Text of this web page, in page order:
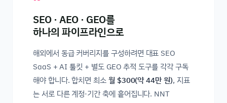
SEO · AEO · GEO를
하나의 파이프라인으로
해외에서 동급 커버리지를 구성하려면 대표 SEO
SaaS + AI 툴킷 + 별도 GEO 추적 도구를 각각 구독
해야 합니다. 합치면 최소월 $300(약 44만 원), 지표
는 서로 다른 계정·기간 축에 흩어집니다. NNT